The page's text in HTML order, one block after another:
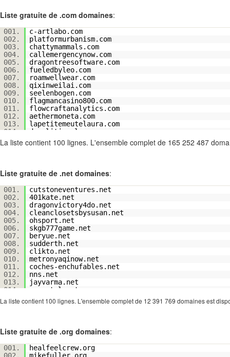
Liste gratuite de .com domaines:
001.
c-artlabo.com
002.
platformurbanism.com
003.
chattymammals.com
004.
callemergencynow.com
005.
dragontreesoftware.com
006.
fueledbyleo.com
007.
roamwellwear.com
008.
qixinweilai.com
009.
seelenbogen.com
010.
flagmancasino800.com
011.
flowcraftanalytics.com
012.
aethermoneta.com
013.
lapetitemeutelaura.com
014.
demolitionplan.com
015.
quarkeventures.com
016.
americanroofingservicesinc.com
019.
senopro.com
020.
burlington-rotary.com
021.
terwilliger-automotive.com
022.
harlowmcfly.com
023.
189377.com
024.
keyranches.com
025.
krezus-group.com
026.
bendbe.com
027.
pamperedhealth.com
028.
ztrans-ai.com
029.
libertythriftstores.com
030.
howardvfd.com
031.
decoranero.com
032.
ashernam.com
033.
coastalbreezecreations.com
034.
vertshockreview.com
036.
coolcatcollectables.com
040.
enamidourohyoushiki.com
042.
csgoqz.com
043.
ffxnetworksolutions.com
La liste contient 100 lignes. L'ensemble complet de 165 252 487
Liste gratuite de .net domaines:
001.
cutstoneventures.net
002.
401kate.net
003.
dragonvictory4do.net
004.
cleanclosetsbysusan.net
005.
ohsport.net
006.
skgb777game.net
007.
beryue.net
008.
sudderth.net
009.
clikto.net
010.
metronyaqinow.net
011.
coches-enchufables.net
012.
nns.net
013.
jayvarma.net
014.
exportal.net
015.
squarelycreative.net
016.
solstreetwear.net
019.
j45489s2jhj26w18.net
020.
getnailedinkeywest.net
021.
oworgbexdiofb.net
022.
pexerelgon.net
La liste contient 100 lignes. L'ensemble complet de 12 391 769 domaines est
Liste gratuite de .org domaines:
001.
healfeelcrew.org